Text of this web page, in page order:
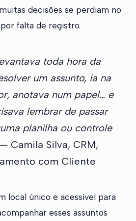
decisões se perdiam no
falta de registro.
toda hora da
um assunto, ia na
anotava num papel… e
lembrar de passar
planilha ou controle
Camila Silva, CRM,
com Cliente
local único e acessível para
esses assuntos